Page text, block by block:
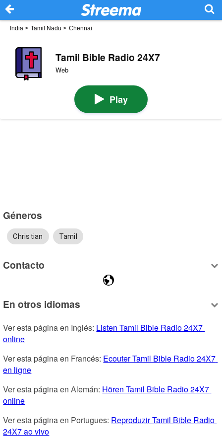
India > Tamil Nadu > Chennai
Tamil Bible Radio 24X7
Web
Play
Géneros
Christian Tamil
Contacto
En otros idiomas
Ver esta página en Inglés: Listen Tamil Bible Radio 24X7
online
Ver esta página en Francés: Ecouter Tamil Bible Radio 24X7
en ligne
Ver esta página en Alemán: Hören Tamil Bible Radio 24X7
online
Ver esta página en Portugues: Reproduzir Tamil Bible Radio
24X7 ao vivo